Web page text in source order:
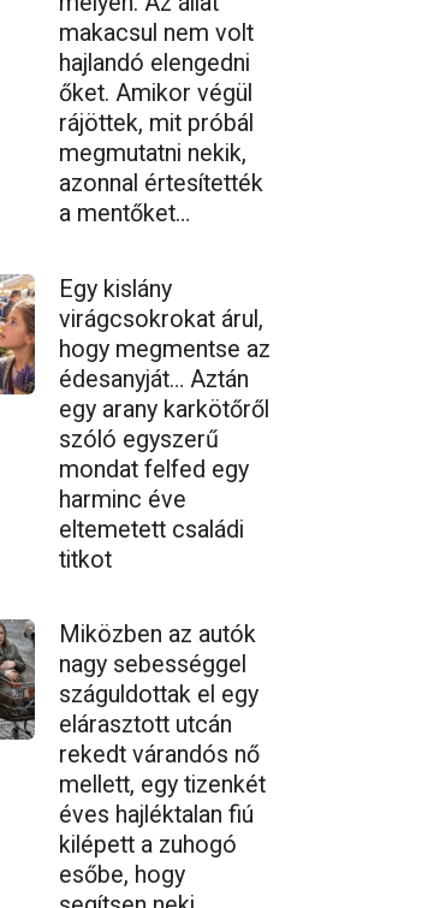
makacsul nem volt
hajlandó elengedni
őket. Amikor végül
rájöttek, mit próbál
megmutatni nekik,
azonnal értesítették
a mentőket…
Egy kislány
virágcsokrokat árul,
hogy megmentse az
édesanyját… Aztán
egy arany karkötőről
szóló egyszerű
mondat felfed egy
harminc éve
eltemetett családi
titkot
Miközben az autók
nagy sebességgel
száguldottak el egy
elárasztott utcán
rekedt várandós nő
mellett, egy tizenkét
éves hajléktalan fiú
kilépett a zuhogó
esőbe, hogy